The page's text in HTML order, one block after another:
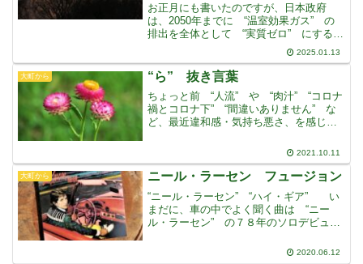
お正月にも書いたのですが、日本政府
は、2050年までに “温室効果ガス” の
排出を全体として “実質ゼロ” にすると
いう “カーボンニュートラル” を実現す
ると宣言しています地球温暖化につなが
る・・・と考えられている “温室効果ガ
ス” の排
2025.01.13
大町から “ら” 抜き言葉
ちょっと前 “人流” や “肉汁” “コロナ
禍とコロナ下” “間違いありません” な
ど、最近違和感・気持ち悪さ、を感じて
と以前から引っ掛かり、私だけでなく、
うのが “ら
2021.10.11
大町から ニール・ラーセン フュージョン
“ニール・ラーセン” “ハイ・ギア” い
まだに、車の中でよく聞く曲は “ニー
ル・ラーセン” の７８年のソロデビュー
と、７９年のセカンドアルバム “ハイ・
2020.06.12